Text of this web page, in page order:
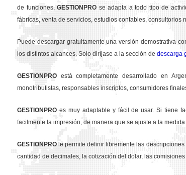
de funciones,GESTION PRO se adapta a todo tipo de
fábricas, venta de servicios, estudios contables, consultorios
Puede descargar gratuitamente una versión demostrativa
los distintos alcances. Solo diríjase a la sección de descarga
GESTION PRO está completamente desarrollado en
monotributistas, responsables inscriptos, consumidores
GESTION PRO es muy adaptable y fácil de usar. Si tiene
facilmente la impresión, de manera que se ajuste a la
GESTION PRO le permite definir libremente las
cantidad de decimales, la cotización del dolar, las